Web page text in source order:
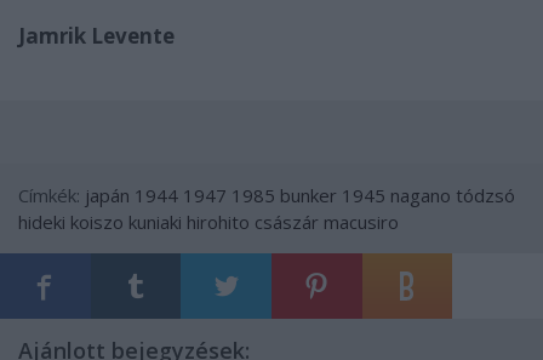
Jamrik Levente
Címkék: japán 1944 1947 1985 bunker 1945 nagano tódzsó
hideki koiszo kuniaki hirohito császár macusiro
Ajánlott bejegyzések: